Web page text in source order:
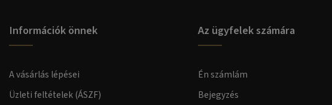
Információk önnek
A vásárlás lépései
Üzleti feltételek (ÁSZF)
Az ügyfelek számára
Én számlám
Bejegyzés